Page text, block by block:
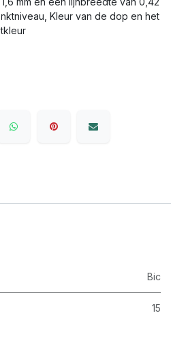
Kleur van de dop en het
Bic
15